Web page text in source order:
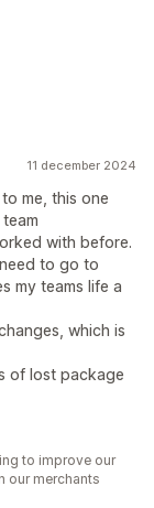
11 december 2024
me, this one
with before.
to go to
my teams life a
which is
of lost package
to improve our
our merchants